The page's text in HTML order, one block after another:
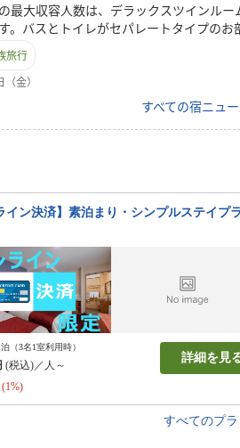
最大収容人数は、デラックスツインルー
。バスとトイレがセパレートタイプのお
複数人でのご宿泊におすすめです。2名様
ベッドをご利用いただき、3名様以上の場
ご用意いたします。小学生低学年までの
団なし）でご利用いたたけます。それ以上
希望の場合は、隣同士のお部屋をご用意さ
対応いたしますので、お問合せください
旅行
金）
すべての宿ニュ
イン決済】素泊まり・シンプルステイプ
（3名1室利用時）
(税込)／人～
詳細を見
すべてのプ